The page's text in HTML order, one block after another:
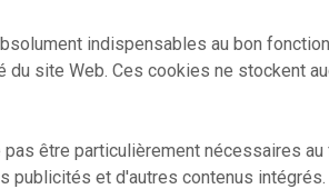
indispensables au bon
site Web. Ces cookies ne stockent
être particulièrement nécessaires
publicités et d'autres contenus intégrés.